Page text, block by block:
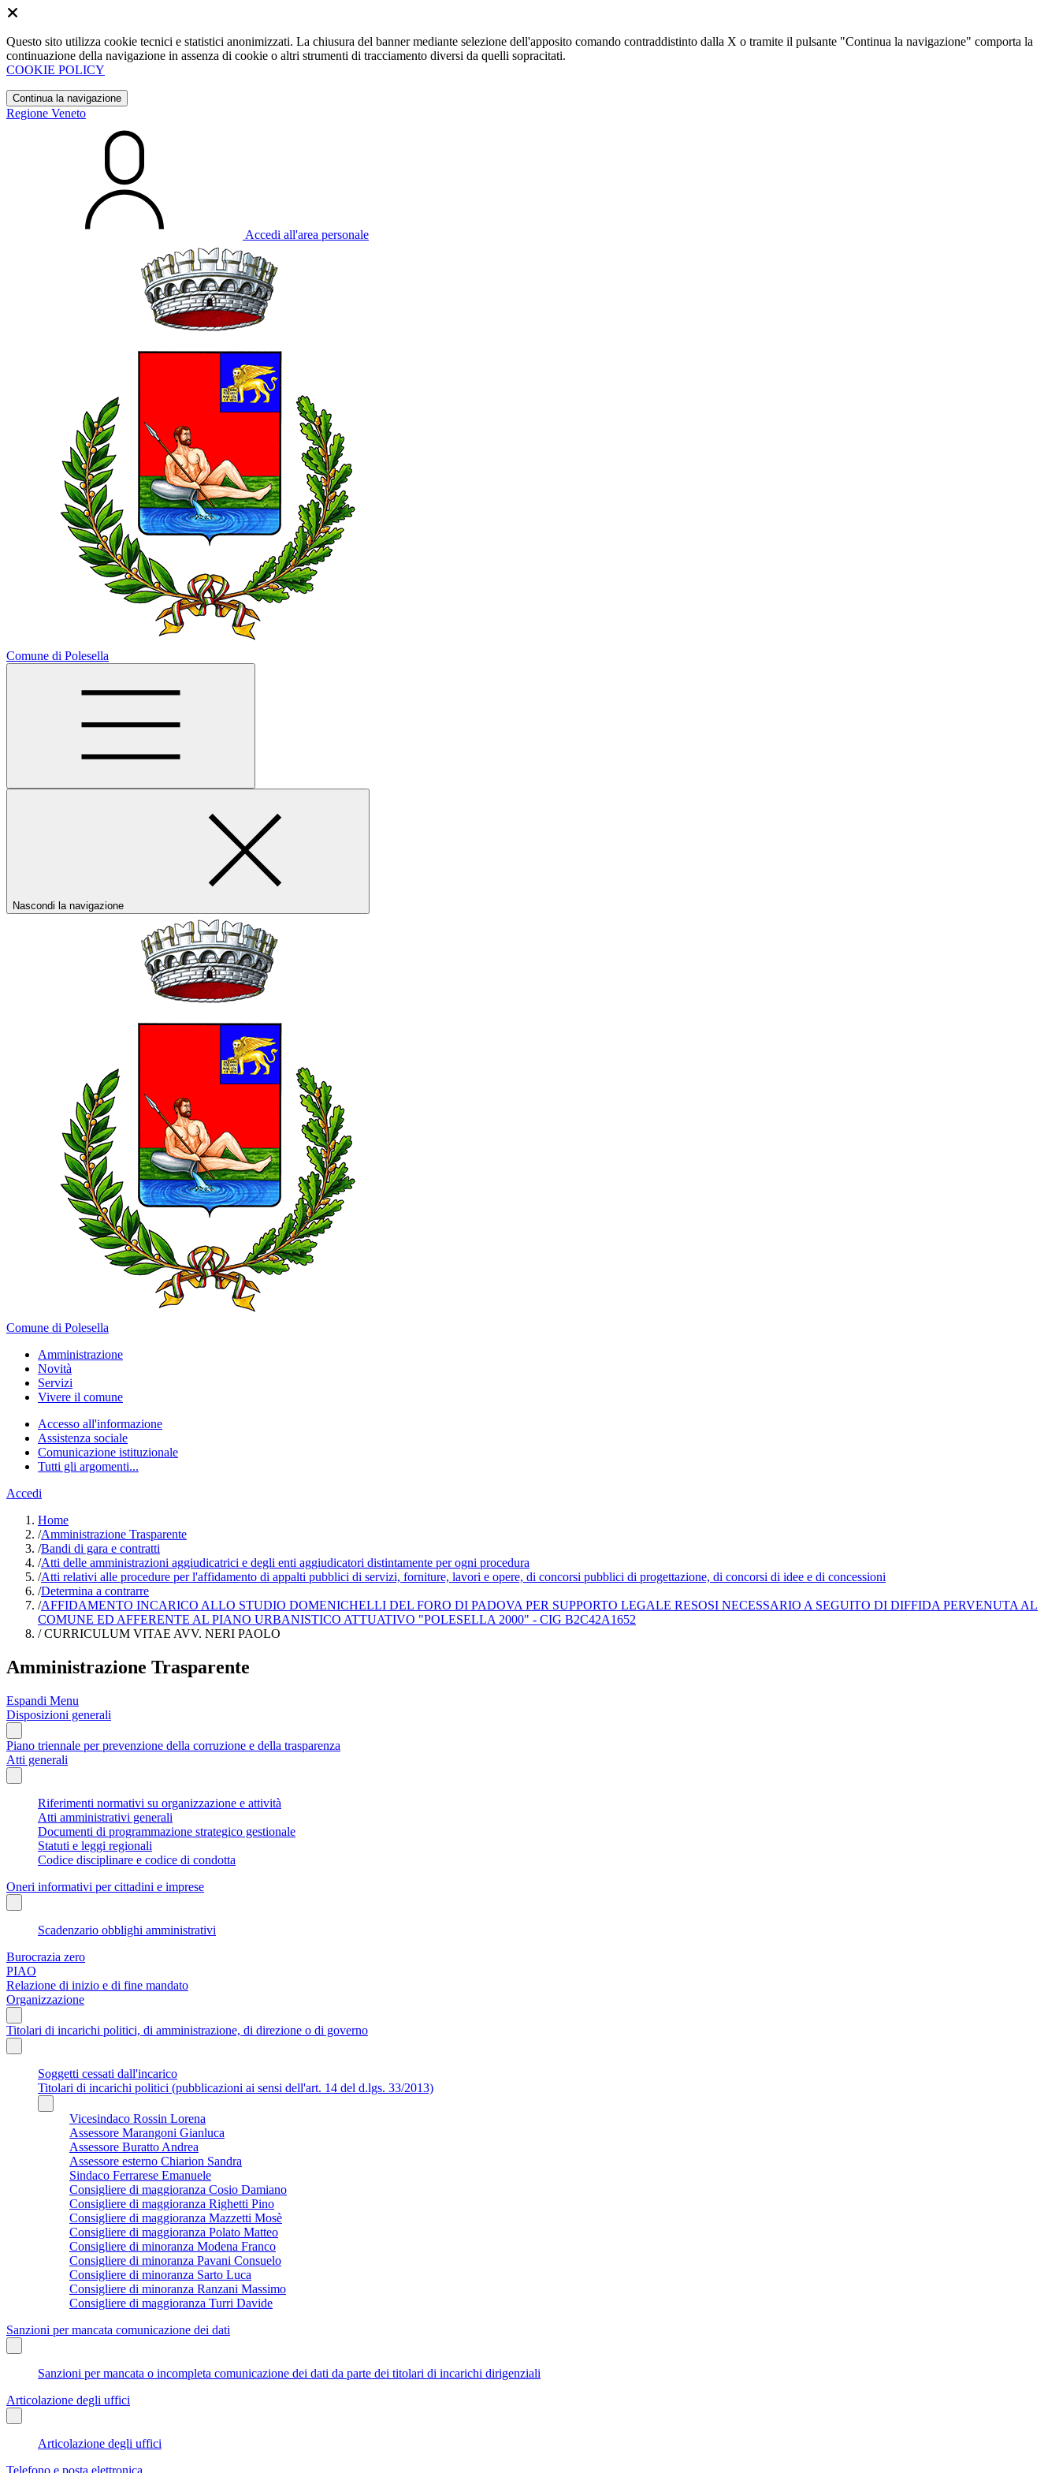
Questo sito utilizza cookie tecnici e statistici anonimizzati. La chiusura del banner mediante selezione dell'apposito comando contraddistinto dalla X o tramite il pulsante "Continua la navigazione" comporta la
continuazione della navigazione in assenza di cookie o altri strumenti di tracciamento diversi da quelli sopracitati.
COOKIE POLICY
Continua la navigazione
Regione Veneto
Accedi all'area personale
Comune di Polesella
Nascondi la navigazione
Comune di Polesella
Amministrazione
Novità
Servizi
Vivere il comune
Accesso all'informazione
Assistenza sociale
Comunicazione istituzionale
Tutti gli argomenti...
Accedi
Home
/Amministrazione Trasparente
/Bandi di gara e contratti
/Atti delle amministrazioni aggiudicatrici e degli enti aggiudicatori distintamente per ogni procedura
/Atti relativi alle procedure per l'affidamento di appalti pubblici di servizi, forniture, lavori e opere, di concorsi pubblici di progettazione, di concorsi di idee e di concessioni
/Determina a contrarre
/AFFIDAMENTO INCARICO ALLO STUDIO DOMENICHELLI DEL FORO DI PADOVA PER SUPPORTO LEGALE RESOSI NECESSARIO A SEGUITO DI DIFFIDA PERVENUTA AL
COMUNE ED AFFERENTE AL PIANO URBANISTICO ATTUATIVO "POLESELLA 2000" - CIG B2C42A1652
/CURRICULUM VITAE AVV. NERI PAOLO
Amministrazione Trasparente
Espandi Menu
Disposizioni generali
Piano triennale per prevenzione della corruzione e della trasparenza
Atti generali
Riferimenti normativi su organizzazione e attività
Atti amministrativi generali
Documenti di programmazione strategico gestionale
Statuti e leggi regionali
Codice disciplinare e codice di condotta
Oneri informativi per cittadini e imprese
Scadenzario obblighi amministrativi
Burocrazia zero
PIAO
Relazione di inizio e di fine mandato
Organizzazione
Titolari di incarichi politici, di amministrazione, di direzione o di governo
Soggetti cessati dall'incarico
Titolari di incarichi politici (pubblicazioni ai sensi dell'art. 14 del d.lgs. 33/2013)
Vicesindaco Rossin Lorena
Assessore Marangoni Gianluca
Assessore Buratto Andrea
Assessore esterno Chiarion Sandra
Sindaco Ferrarese Emanuele
Consigliere di maggioranza Cosio Damiano
Consigliere di maggioranza Righetti Pino
Consigliere di maggioranza Mazzetti Mosè
Consigliere di maggioranza Polato Matteo
Consigliere di minoranza Modena Franco
Consigliere di minoranza Pavani Consuelo
Consigliere di minoranza Sarto Luca
Consigliere di minoranza Ranzani Massimo
Consigliere di maggioranza Turri Davide
Sanzioni per mancata comunicazione dei dati
Sanzioni per mancata o incompleta comunicazione dei dati da parte dei titolari di incarichi dirigenziali
Articolazione degli uffici
Articolazione degli uffici
Telefono e posta elettronica